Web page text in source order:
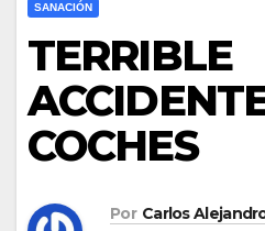
SANACIÓN
TERRIBLE
COCHES
Por Carlos